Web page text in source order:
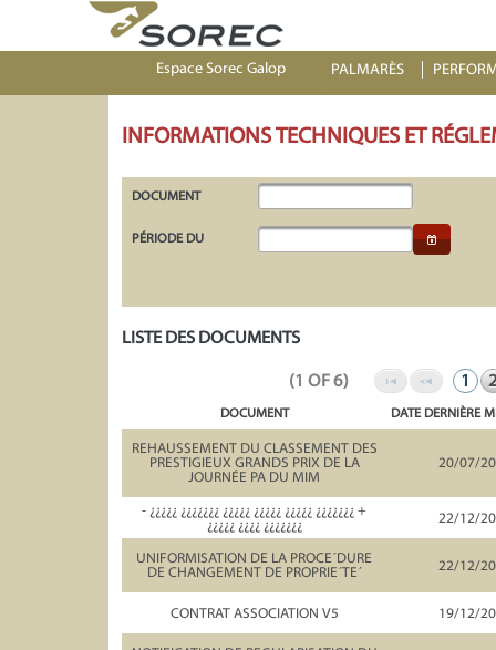
Espace Sorec Galop PALMARÈS
INFORMATIONS TECHNIQUES ET
DOCUMENT
PÉRIODE DU
LISTE DES DOCUMENTS
(1 OF 6) 1
DOCUMENT DATE DERNIÈRE
REHAUSSEMENT DU CLASSEMENT DES
PRESTIGIEUX GRANDS PRIX DE LA
JOURNÉE PA DU MIM
20/07/
- ¿¿¿¿¿ ¿¿¿¿¿¿¿ ¿¿¿¿¿ ¿¿¿¿¿ ¿¿¿¿¿ ¿¿¿¿¿¿¿ +
¿¿¿¿¿ ¿¿¿¿ ¿¿¿¿¿¿¿
22/12/
UNIFORMISATION DE LA PROCE´DURE
DE CHANGEMENT DE PROPRIE´TE´
22/12/
CONTRAT ASSOCIATION V5 19/12/